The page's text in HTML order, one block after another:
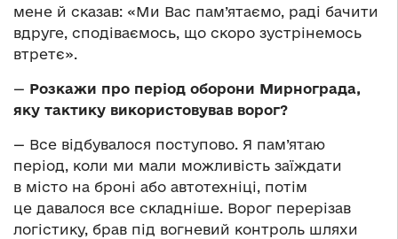
мене й сказав: «Ми Вас пам’ятаємо, раді бачити
вдруге, сподіваємось, що скоро зустрінемось
втретє».
— Розкажи про період оборони Мирнограда,
яку тактику використовував ворог?
— Все відбувалося поступово. Я пам’ятаю
період, коли ми мали можливість заїждати
в місто на броні або автотехніці, потім
це давалося все складніше. Ворог перерізав
логістику, брав під вогневий контроль шляхи